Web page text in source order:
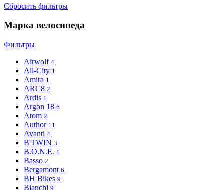
Сбросить фильтры
Марка велосипеда
Фильтры
Airwolf 4
All-City 1
Amira 1
ARC8 2
Ardis 1
Argon 18 6
Atom 2
Author 11
Avanti 4
B'TWIN 3
B.O.N.E. 1
Basso 2
Bergamont 6
BH Bikes 9
Bianchi 9